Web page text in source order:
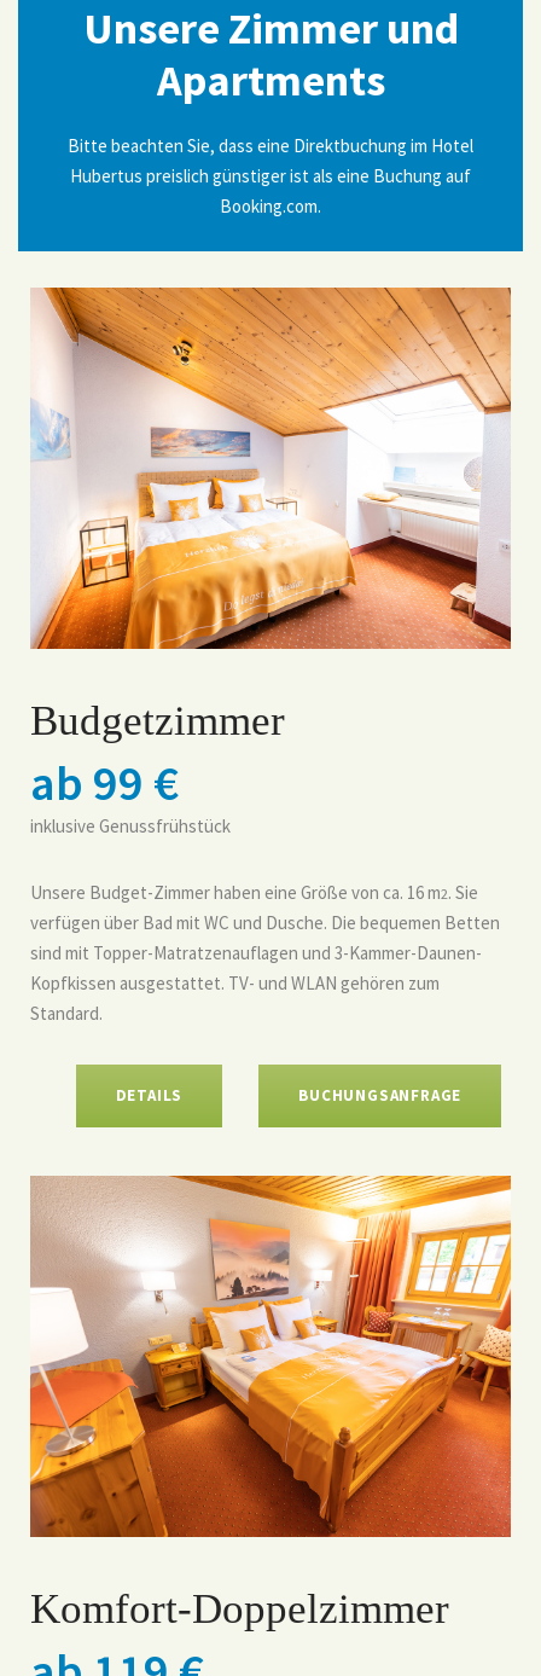
Unsere Zimmer und
Apartments
Bitte beachten Sie, dass eine Direktbuchung im Hotel
Hubertus preislich günstiger ist als eine Buchung auf
Booking.com.
Budgetzimmer
ab 99 €
inklusive Genussfrühstück
Unsere Budget-Zimmer haben eine Größe von ca. 16 m2. Sie
verfügen über Bad mit WC und Dusche. Die bequemen Betten
sind mit Topper-Matratzenauflagen und 3-Kammer-Daunen-
Kopfkissen ausgestattet. TV- und WLAN gehören zum
Standard.
DETAILS BUCHUNGSANFRAGE
Komfort-Doppelzimmer